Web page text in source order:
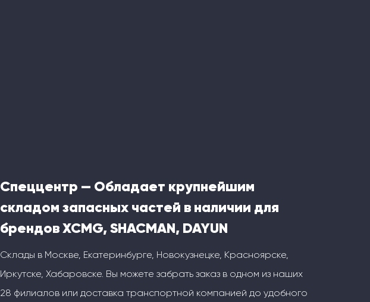
Спеццентр — Обладает крупнейшим
складом запасных частей в наличии для
брендов XCMG, SHACMAN, DAYUN
Склады в Москве, Екатеринбурге, Новокузнецке, Красноярске,
Иркутске, Хабаровске. Вы можете забрать заказ в одном из наших
28 филиалов или доставка транспортной компанией до удобного